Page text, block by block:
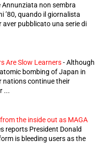
Annunziata non sembra
’80, quando il giornalista
aver pubblicato una serie di
Are Slow Learners-Although
bombing of Japan in
nations continue their
...
the inside out as MAGA
reports President Donald
is bleeding users as the